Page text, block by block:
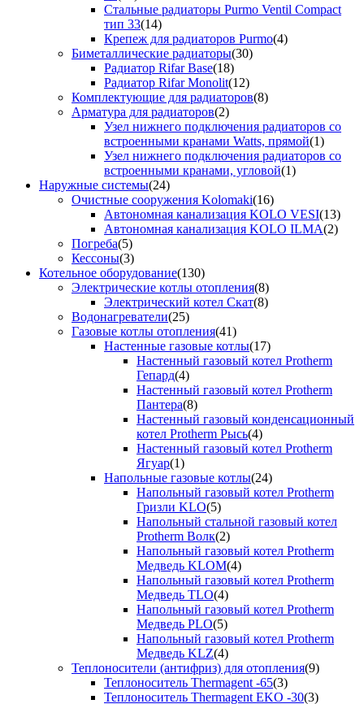
Стальные радиаторы Purmo Ventil Compact
тип 33(14)
Крепеж для радиаторов Purmo(4)
Биметаллические радиаторы(30)
Радиатор Rifar Base(18)
Радиатор Rifar Monolit(12)
Комплектующие для радиаторов(8)
Арматура для радиаторов(2)
Узел нижнего подключения радиаторов со
встроенными кранами Watts, прямой(1)
Узел нижнего подключения радиаторов со
встроенными кранами, угловой(1)
Наружные системы(24)
Очистные сооружения Kolomaki(16)
Автономная канализация KOLO VESI(13)
Автономная канализация KOLO ILMA(2)
Погреба(5)
Кессоны(3)
Котельное оборудование(130)
Электрические котлы отопления(8)
Электрический котел Скат(8)
Водонагреватели(25)
Газовые котлы отопления(41)
Настенные газовые котлы(17)
Настенный газовый котел Protherm
Гепард(4)
Настенный газовый котел Protherm
Пантера(8)
Настенный газовый конденсационный
котел Protherm Рысь(4)
Настенный газовый котел Protherm
Ягуар(1)
Напольные газовые котлы(24)
Напольный газовый котел Protherm
Гризли KLO(5)
Напольный стальной газовый котел
Protherm Волк(2)
Напольный газовый котел Protherm
Медведь KLOM(4)
Напольный газовый котел Protherm
Медведь TLO(4)
Напольный газовый котел Protherm
Медведь PLO(5)
Напольный газовый котел Protherm
Медведь KLZ(4)
Теплоносители (антифриз) для отопления(9)
Теплоноситель Thermagent -65(3)
Теплоноситель Thermagent EKO -30(3)